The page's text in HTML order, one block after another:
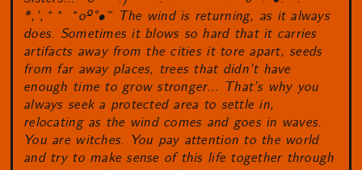
*,’,˚˚ ˚oº°•˜ The wind is returning, as it always
does. Sometimes it blows so hard that it carries
artifacts away from the cities it tore apart, seeds
from far away places, trees that didn’t have
enough time to grow stronger… That’s why you
always seek a protected area to settle in,
relocating as the wind comes and goes in waves.
You are witches. You pay attention to the world
and try to make sense of this life together through